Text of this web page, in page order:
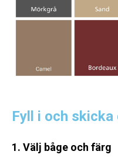
Fyll i och
1. Välj båge och färg